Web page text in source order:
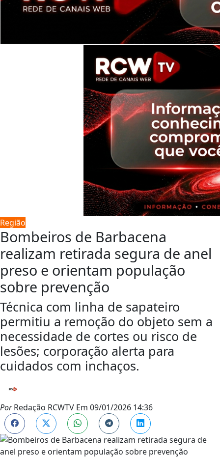
Região
Bombeiros de Barbacena
realizam retirada segura de anel
preso e orientam população
sobre prevenção
Técnica com linha de sapateiro
permitiu a remoção do objeto sem a
necessidade de cortes ou risco de
lesões; corporação alerta para
cuidados com inchaços.
PorRedação RCWTV Em 09/01/2026 14:36